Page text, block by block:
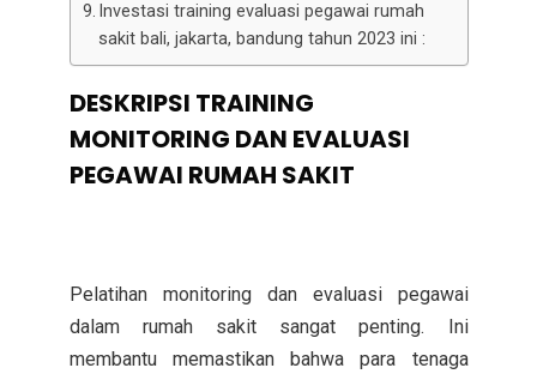
Investasi training evaluasi pegawai rumah
sakit bali, jakarta, bandung tahun 2023 ini :
DESKRIPSI TRAINING
MONITORING DAN EVALUASI
PEGAWAI RUMAH SAKIT
Pelatihan monitoring dan evaluasi pegawai
dalam rumah sakit sangat penting. Ini
membantu memastikan bahwa para tenaga